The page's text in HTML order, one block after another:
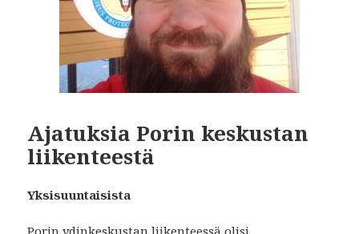
Ajatuksia Porin keskustan
liikenteestä
Yksisuuntaisista
Porin ydinkeskustan liikenteessä olisi